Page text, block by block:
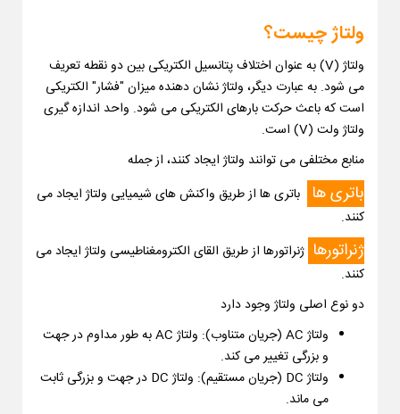
ولتاژ چیست؟
ولتاژ (V) به عنوان اختلاف پتانسیل الکتریکی بین دو نقطه تعریف
می شود. به عبارت دیگر، ولتاژ نشان دهنده میزان "فشار" الکتریکی
است که باعث حرکت بارهای الکتریکی می شود. واحد اندازه گیری
ولتاژ ولت (V) است.
منابع مختلفی می توانند ولتاژ ایجاد کنند، از جمله
باتری ها باتری ها از طریق واکنش های شیمیایی ولتاژ ایجاد می
کنند.
ژنراتورها ژنراتورها از طریق القای الکترومغناطیسی ولتاژ ایجاد می
کنند.
دو نوع اصلی ولتاژ وجود دارد
ولتاژ AC (جریان متناوب): ولتاژ AC به طور مداوم در جهت
و بزرگی تغییر می کند.
ولتاژ DC (جریان مستقیم): ولتاژ DC در جهت و بزرگی ثابت
می ماند.